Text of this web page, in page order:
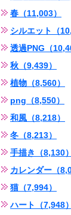
春（11,003）
シルエット（
透過PNG（
秋（9,439）
植物（8,560）
png（8,550）
和風（8,218）
冬（8,213）
手描き（8,130）
カレンダー（
猫（7,994）
ハート（7,948）